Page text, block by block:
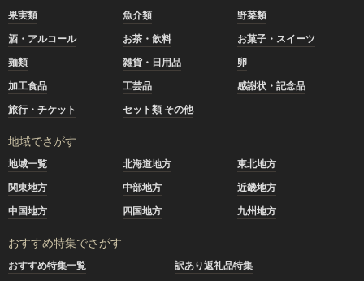
果実類
魚介類
野菜類
酒・アルコール
お茶・飲料
お菓子・スイーツ
麺類
雑貨・日用品
卵
加工食品
工芸品
感謝状・記念品
旅行・チケット
セット類 その他
地域でさがす
地域一覧 北海道地方
東北地方
関東地方
中部地方
近畿地方
中国地方
四国地方 九州地方
おすすめ特集でさがす
おすすめ特集一覧
訳あり返礼品特集